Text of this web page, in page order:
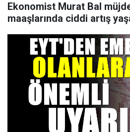
Ekonomist Murat Bal
maaşlarında ciddi artış